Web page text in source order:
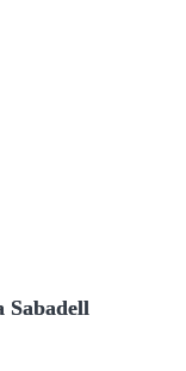
Sabadell